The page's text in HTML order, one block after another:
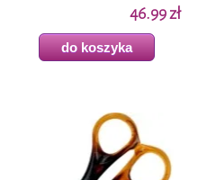
46.99 zł
do koszyka